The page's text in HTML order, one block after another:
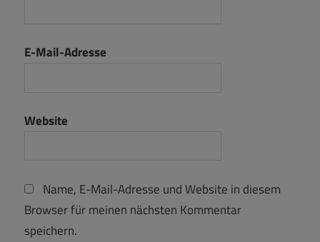
E-Mail-Adresse
Website
Name, E-Mail-Adresse und Website in diesem
Browser für meinen nächsten Kommentar
speichern.